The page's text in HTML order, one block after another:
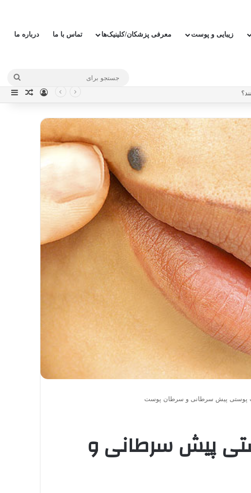
زیبایی و پوست معرفی پزشکان/کلینیک‌ها تماس با ما درباره ما
برای
ورودنوشته
پوستی پیش سرطانی و سرطان پوست
پیش سرطانی و